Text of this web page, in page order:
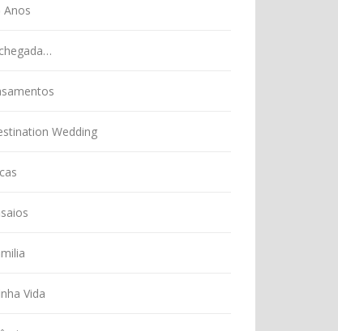
Anos
Wedding
Vida